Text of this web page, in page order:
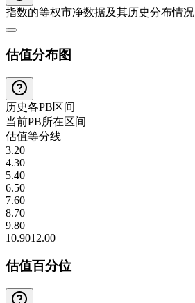
指数的等权市净数据及其历史分布情况
估值分布图
历史各PB区间
当前PB所在区间
估值等分线
3.20
4.30
5.40
6.50
7.60
8.70
9.80
10.9012.00
估值百分位